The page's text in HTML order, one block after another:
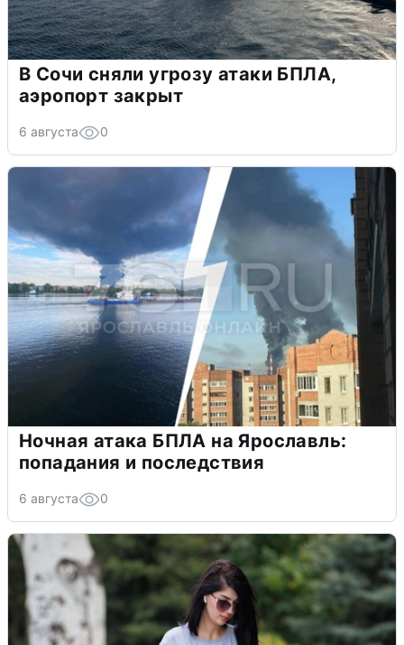
В Сочи сняли угрозу атаки БПЛА,
аэропорт закрыт
6 августа 0
Ночная атака БПЛА на Ярославль:
попадания и последствия
6 августа 0